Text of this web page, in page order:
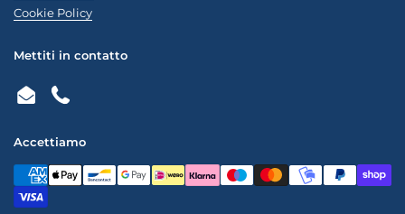
Cookie Policy
Mettiti in contatto
EmailPhone
Accettiamo